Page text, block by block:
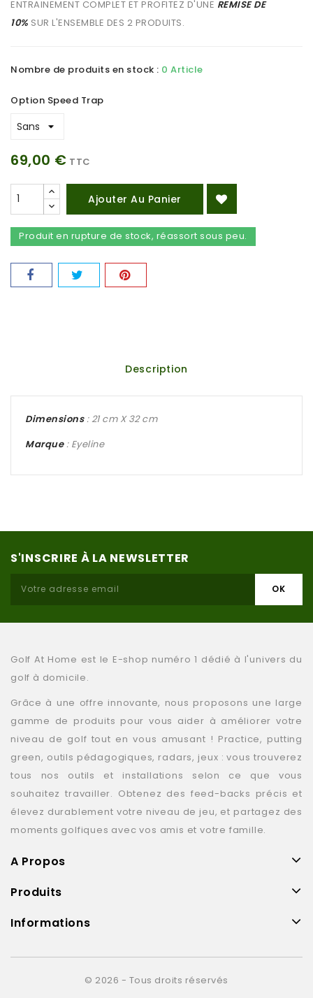
ENTRAINEMENT COMPLET ET PROFITEZ D'UNE REMISE DE
10% SUR L'ENSEMBLE DES 2 PRODUITS.
Nombre de produits en stock : 0 Article
Option Speed Trap
69,00 € TTC
Ajouter Au Panier
Produit en rupture de stock, réassort sous peu.
Description
Dimensions: 21 cm X 32 cm
Marque: Eyeline
S'INSCRIRE À LA NEWSLETTER
Golf At Home est le E-shop numéro 1 dédié à l'univers du
golf à domicile.
Grâce à une offre innovante, nous proposons une large
gamme de produits pour vous aider à améliorer votre
niveau de golf tout en vous amusant ! Practice, putting
green, outils pédagogiques, radars, jeux : vous trouverez
tous nos outils et installations selon ce que vous
souhaitez travailler. Obtenez des feed-backs précis et
élevez durablement votre niveau de jeu, et partagez des
moments golfiques avec vos amis et votre famille.
A Propos
Produits
Informations
© 2026 - Tous droits réservés